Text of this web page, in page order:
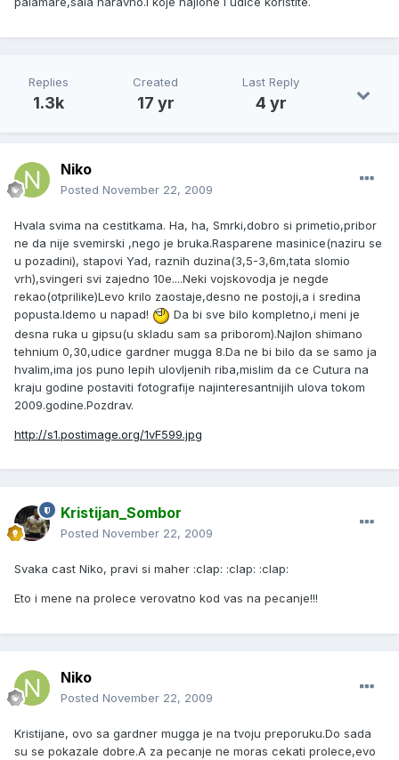
Replies
1.3k
Created
17 yr
Last Reply
4 yr
Niko
Posted November 22, 2009
Hvala svima na cestitkama. Ha, ha, Smrki,dobro si primetio,pribor
ne da nije svemirski ,nego je bruka.Rasparene masinice(naziru se
u pozadini), stapovi Yad, raznih duzina(3,5-3,6m,tata slomio
vrh),svingeri svi zajedno 10e....Neki vojskovodja je negde
rekao(otprilike)Levo krilo zaostaje,desno ne postoji,a i sredina
popusta.Idemo u napad!
Da bi sve bilo kompletno,i meni je
desna ruka u gipsu(u skladu sam sa priborom).Najlon shimano
tehnium 0,30,udice gardner mugga 8.Da ne bi bilo da se samo ja
hvalim,ima jos puno lepih ulovljenih riba,mislim da ce Cutura na
kraju godine postaviti fotografije najinteresantnijih ulova tokom
2009.godine.Pozdrav.
http://s1.postimage.org/1vF599.jpg
Kristijan_Sombor
Posted November 22, 2009
Svaka cast Niko, pravi si maher :clap: :clap: :clap:
Eto i mene na prolece verovatno kod vas na pecanje!!!
Niko
Posted November 22, 2009
Kristijane, ovo sa gardner mugga je na tvoju preporuku.Do sada
su se pokazale dobre.A za pecanje ne moras cekati prolece,evo